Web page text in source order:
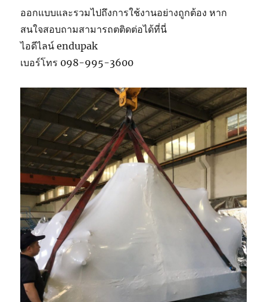
ออกแบบและรวมไปถึงการใช้งานอย่างถูกต้อง หาก
สนใจสอบถามสามารถตติดต่อได้ที่นี่
ไอดีไลน์ endupak
เบอร์โทร 098-995-3600